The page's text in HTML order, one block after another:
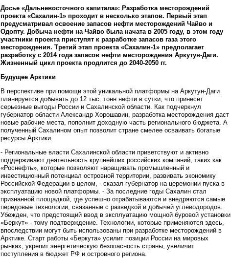
Досье «Дальневосточного капитала»: Разработка месторождений
проекта «Сахалин-1» проходит в несколько этапов. Первый этап
предусматривал освоение запасов нефти месторождений Чайво и
Одопту. Добыча нефти на Чайво была начата в 2005 году, в этом году
участники проекта приступят к разработке запасов газа этого
месторождения. Третий этап проекта «Сахалин-1» предполагает
разработку с 2014 года запасов нефти месторождения Аркутун-Даги.
Жизненный цикл проекта продлится до 2040-2050 гг.
Будущее Арктики
В перспективе при помощи этой уникальной платформы на Аркутун-Даги
планируется добывать до 12 тыс. тонн нефти в сутки, что принесет
серьезные выгоды России и Сахалинской области. Как подчеркнул
губернатор области Александр Хорошавин, разработка месторождения даст
новые рабочие места, пополнит доходную часть регионального бюджета. А
полученный Сахалином опыт позволит стране смелее осваивать богатые
ресурсы Арктики.
- Региональные власти Сахалинской области приветствуют и активно
поддерживают деятельность крупнейших российских компаний, таких как
«Роснефть», которые позволяют наращивать промышленный и
инвестиционный потенциал островной территории, развивать экономику
Российской Федерации в целом, - сказал губернатор на церемонии пуска в
эксплуатацию новой платформы. - За последние годы Сахалин стал
признанной площадкой, где успешно отрабатываются и внедряются самые
передовые технологии, связанные с разведкой и добычей углеводородов.
Убежден, что предстоящий ввод в эксплуатацию мощной буровой установки
«Беркут» - тому подтверждение. Технологии, которые применяются здесь,
впоследствии могут быть использованы при разработке месторождений в
Арктике. Старт работы «Беркута» усилит позиции России на мировых
рынках, укрепит энергетическую безопасность страны, увеличит
поступления в бюджет РФ и островного региона.